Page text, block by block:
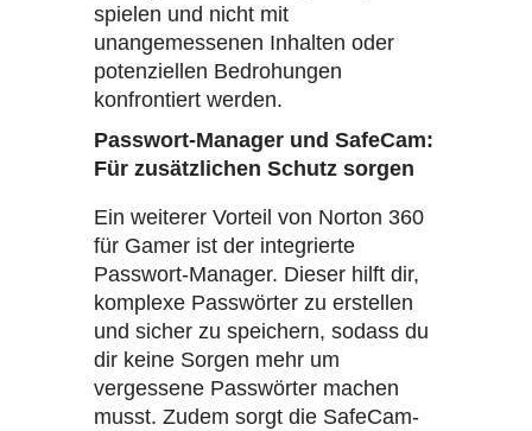
spielen und nicht mit
unangemessenen Inhalten oder
potenziellen Bedrohungen
konfrontiert werden.
Passwort-Manager und SafeCam:
Für zusätzlichen Schutz sorgen
Ein weiterer Vorteil von Norton 360
für Gamer ist der integrierte
Passwort-Manager. Dieser hilft dir,
komplexe Passwörter zu erstellen
und sicher zu speichern, sodass du
dir keine Sorgen mehr um
vergessene Passwörter machen
musst. Zudem sorgt die SafeCam-